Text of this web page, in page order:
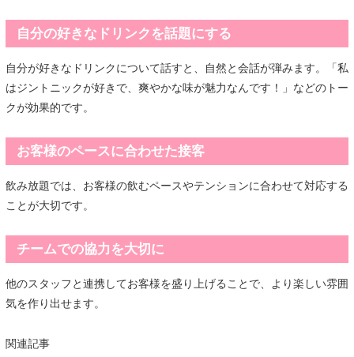
自分の好きなドリンクを話題にする
自分が好きなドリンクについて話すと、自然と会話が弾みます。「私
はジントニックが好きで、爽やかな味が魅力なんです！」などのトー
クが効果的です。
お客様のペースに合わせた接客
飲み放題では、お客様の飲むペースやテンションに合わせて対応する
ことが大切です。
チームでの協力を大切に
他のスタッフと連携してお客様を盛り上げることで、より楽しい雰囲
気を作り出せます。
関連記事